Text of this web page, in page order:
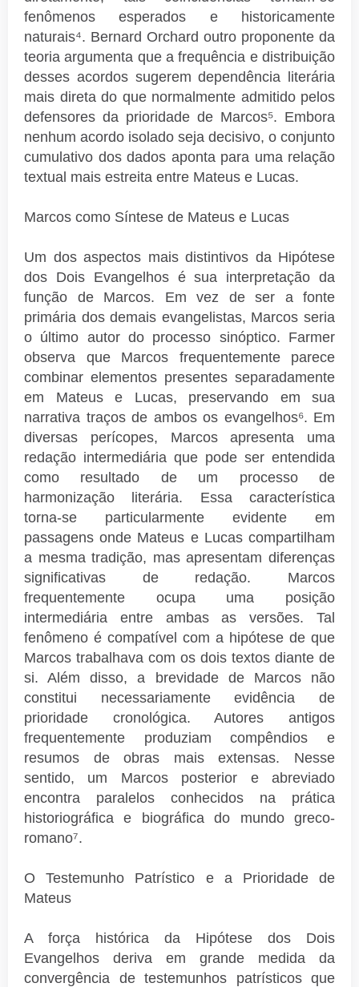
fenômenos esperados e historicamente
naturais⁴. Bernard Orchard outro proponente da
teoria argumenta que a frequência e distribuição
desses acordos sugerem dependência literária
mais direta do que normalmente admitido pelos
defensores da prioridade de Marcos⁵. Embora
nenhum acordo isolado seja decisivo, o conjunto
cumulativo dos dados aponta para uma relação
textual mais estreita entre Mateus e Lucas.
Marcos como Síntese de Mateus e Lucas
Um dos aspectos mais distintivos da Hipótese
dos Dois Evangelhos é sua interpretação da
função de Marcos. Em vez de ser a fonte
primária dos demais evangelistas, Marcos seria
o último autor do processo sinóptico. Farmer
observa que Marcos frequentemente parece
combinar elementos presentes separadamente
em Mateus e Lucas, preservando em sua
narrativa traços de ambos os evangelhos⁶. Em
diversas perícopes, Marcos apresenta uma
redação intermediária que pode ser entendida
como resultado de um processo de
harmonização literária. Essa característica
torna-se particularmente evidente em
passagens onde Mateus e Lucas compartilham
a mesma tradição, mas apresentam diferenças
significativas de redação. Marcos
frequentemente ocupa uma posição
intermediária entre ambas as versões. Tal
fenômeno é compatível com a hipótese de que
Marcos trabalhava com os dois textos diante de
si. Além disso, a brevidade de Marcos não
constitui necessariamente evidência de
prioridade cronológica. Autores antigos
frequentemente produziam compêndios e
resumos de obras mais extensas. Nesse
sentido, um Marcos posterior e abreviado
encontra paralelos conhecidos na prática
historiográfica e biográfica do mundo greco-
romano⁷.
O Testemunho Patrístico e a Prioridade de
Mateus
A força histórica da Hipótese dos Dois
Evangelhos deriva em grande medida da
convergência de testemunhos patrísticos que